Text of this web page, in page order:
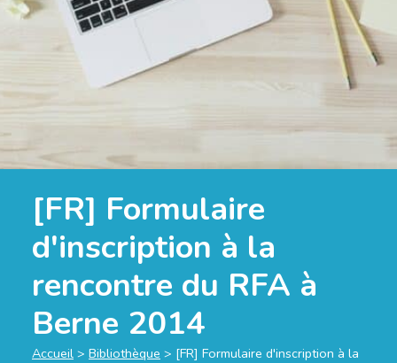
[FR] Formulaire
d'inscription à la
rencontre du RFA à
Berne 2014
Accueil > Bibliothèque > [FR] Formulaire d'inscription à la